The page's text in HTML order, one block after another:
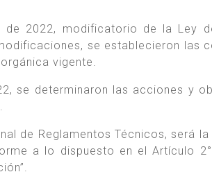
2022, modificatorio de la Ley
se establecieron las
vigente.
se determinaron las acciones y
de Reglamentos Técnicos, será la
a lo dispuesto en el Artículo